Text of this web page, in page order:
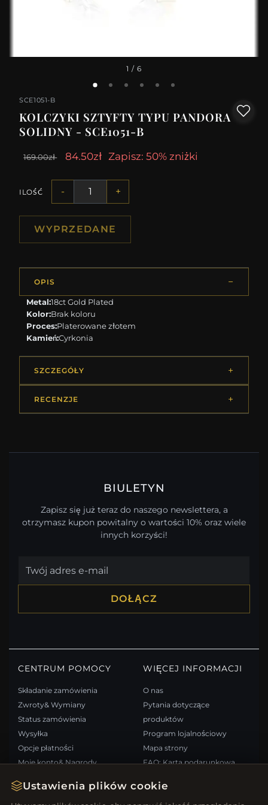
Ustawienia plików cookie
1 / 6
SCE1051-B
KOLCZYKI SZTYFTY TYPU PANDORA
SOLIDNY - SCE1051-B
169.00zł 84.50zł Zapisz: 50% zniżki
ILOŚĆ - +
WYPRZEDANE
OPIS
Metal:18ct Gold Plated
Kolor:Brak koloru
Proces:Platerowane złotem
Kamień:Cyrkonia
SZCZEGÓŁY
RECENZJE
BIULETYN
Zapisz się już teraz do naszego newslettera, a
otrzymasz kupon powitalny o wartości 10% oraz wiele
innych korzyści!
DOŁĄCZ
CENTRUM POMOCY
Składanie zamówienia
Zwroty& Wymiany
Status zamówienia
Wysyłka
Opcje płatności
Moje konto& Nagrody
WIĘCEJ INFORMACJI
O nas
Pytania dotyczące
produktów
Program lojalnościowy
Mapa strony
FAQ: Karta podarunkowa
Wypisz się z newslettera